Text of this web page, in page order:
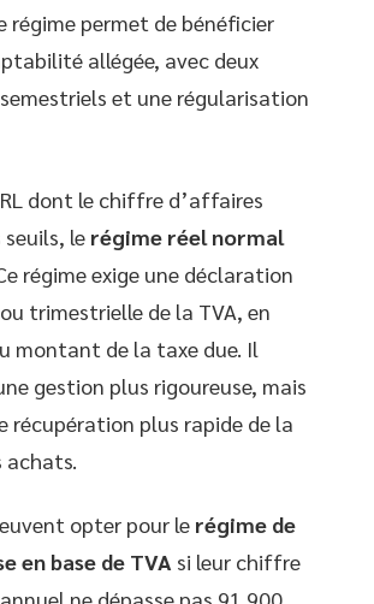
régime permet de bénéficier
allégée, avec deux
et une régularisation
dont le chiffre d’affaires
seuils, le régime réel normal
régime exige une déclaration
trimestrielle de la TVA, en
montant de la taxe due. Il
gestion plus rigoureuse, mais
récupération plus rapide de la
achats.
opter pour le régime de
en base de TVA si leur chiffre